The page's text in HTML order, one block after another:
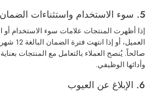
5. سوء الاستخدام واستثناءات الضمان
إذا أظهرت المنتجات علامات سوء الاستخدام أو
العميل،
صالحاً. يُنصح العملاء بالتعامل مع المنتجات
وأدائها الوظيفي.
6. الإبلاغ عن العيوب